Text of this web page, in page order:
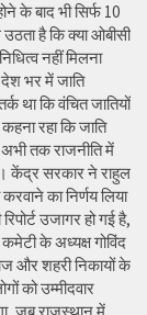
के बाद भी सिर्फ 10
है कि क्या ओबीसी
नहीं मिलना
भर में जाति
था कि वंचित जातियों
रहा कि जाति
तक राजनीति में
केंद्र सरकार ने राहुल
का निर्णय लिया
उजागर हो गई है,
के अध्यक्ष गोविंद
और शहरी निकायों के
को उम्मीदवार